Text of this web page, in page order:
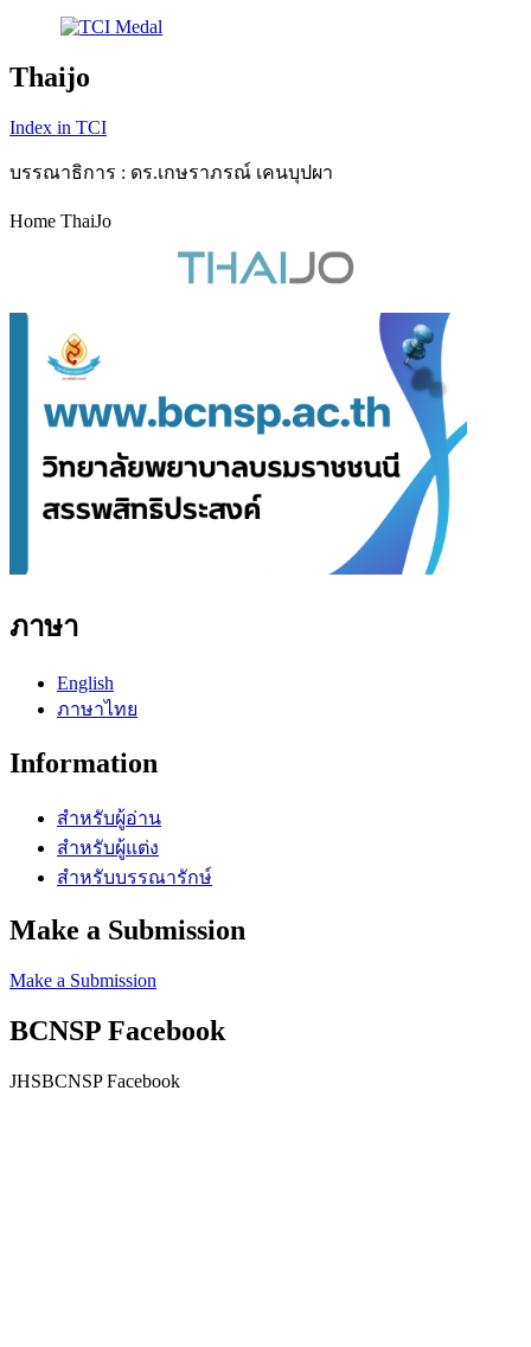
Thaijo
Index in TCI
บรรณาธิการ : ดร.เกษราภรณ์ เคนบุปผา
Home ThaiJo
ภาษา
English
ภาษาไทย
Information
สำหรับผู้อ่าน
สำหรับผู้แต่ง
สำหรับบรรณารักษ์
Make a Submission
Make a Submission
BCNSP Facebook
JHSBCNSP Facebook